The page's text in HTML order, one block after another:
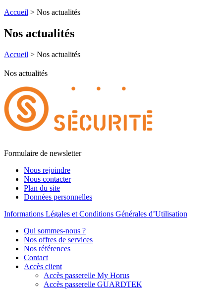
Accueil > Nos actualités
Nos actualités
Accueil > Nos actualités
Nos actualités
Formulaire de newsletter
Nous rejoindre
Nous contacter
Plan du site
Données personnelles
Informations Légales et Conditions Générales d’Utilisation
Qui sommes-nous ?
Nos offres de services
Nos références
Contact
Accès client
Accès passerelle My Horus
Accès passerelle GUARDTEK